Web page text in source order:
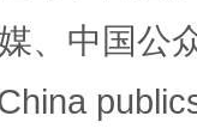
、中国公